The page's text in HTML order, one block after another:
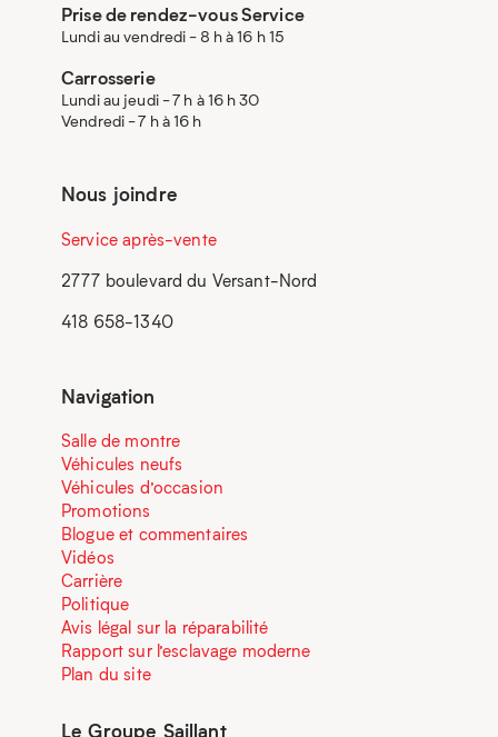
Prise de rendez-vous Service
Lundi au vendredi - 8 h à 16 h 15
Carrosserie
Lundi au jeudi - 7 h à 16 h 30
Vendredi - 7 h à 16 h
Nous joindre
Service après-vente
2777 boulevard du Versant-Nord
418 658-1340
Navigation
Salle de montre
Véhicules neufs
Véhicules d’occasion
Promotions
Blogue et commentaires
Vidéos
Carrière
Politique
Avis légal sur la réparabilité
Rapport sur l’esclavage moderne
Plan du site
Le Groupe Saillant